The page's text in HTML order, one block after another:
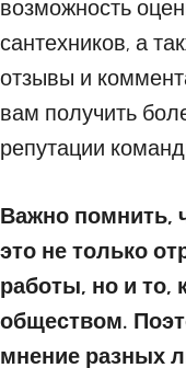
возможность
сантехников, а
отзывы и
вам получить
репутации
Важно помнить,
это не только
работы, но и то,
обществом.
мнение разных